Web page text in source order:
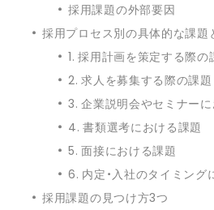
採用課題の外部要因
採用プロセス別の具体的な課題
1. 採用計画を策定する際の
2. 求人を募集する際の課題
3. 企業説明会やセミナー
4. 書類選考における課題
5. 面接における課題
6. 内定・入社のタイミング
採用課題の見つけ方3つ